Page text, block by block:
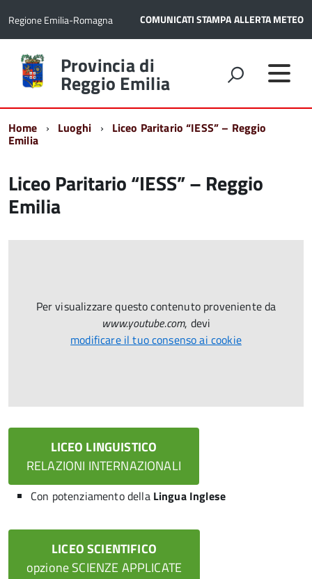
Regione Emilia-Romagna COMUNICATI STAMPAALLERTA METEO
Torna
alla
home
Provincia di
Reggio Emilia
Home Luoghi Liceo Paritario “IESS” – Reggio
Emilia
Liceo Paritario “IESS” – Reggio
Emilia
Per visualizzare questo contenuto proveniente da
www.youtube.com, devi
modificare il tuo consenso ai cookie
LICEO LINGUISTICO
RELAZIONI INTERNAZIONALI
Con potenziamento della Lingua Inglese
LICEO SCIENTIFICO
opzione SCIENZE APPLICATE